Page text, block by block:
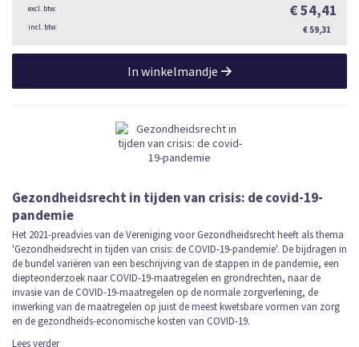
€ 54,41
€ 59,31
In winkelmandje
Gezondheidsrecht in tijden van crisis: de covid-19-
pandemie
Het 2021-preadvies van de Vereniging voor Gezondheidsrecht heeft als thema
'Gezondheidsrecht in tijden van crisis: de COVID-19-pandemie'. De bijdragen in
de bundel variëren van een beschrijving van de stappen in de pandemie, een
diepteonderzoek naar COVID-19-maatregelen en grondrechten, naar de
invasie van de COVID-19-maatregelen op de normale zorgverlening, de
inwerking van de maatregelen op juist de meest kwetsbare vormen van zorg
en de gezondheids-economische kosten van COVID-19.
Lees verder